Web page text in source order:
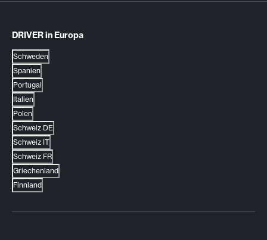
DRIVER in Europa
Schweden
Spanien
Portugal
Italien
Polen
Schweiz DE
Schweiz IT
Schweiz FR
Griechenland
Finnland